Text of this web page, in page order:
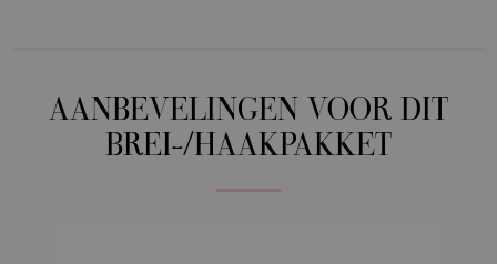
AANBEVELINGEN VOOR DIT
BREI-/HAAKPAKKET